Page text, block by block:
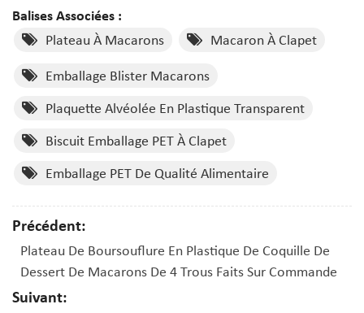
Balises Associées :
Plateau À Macarons
Macaron À Clapet
Emballage Blister Macarons
Plaquette Alvéolée En Plastique Transparent
Biscuit Emballage PET À Clapet
Emballage PET De Qualité Alimentaire
Précédent:
Plateau De Boursouflure En Plastique De Coquille De
Dessert De Macarons De 4 Trous Faits Sur Commande
Suivant: